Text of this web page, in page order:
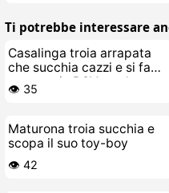
Ti potrebbe interessare
Casalinga troia arrapata
che succhia cazzi e si fa
scopare in POV crudo
👁️ 35
Maturona troia succhia e
scopa il suo toy-boy
👁️ 42